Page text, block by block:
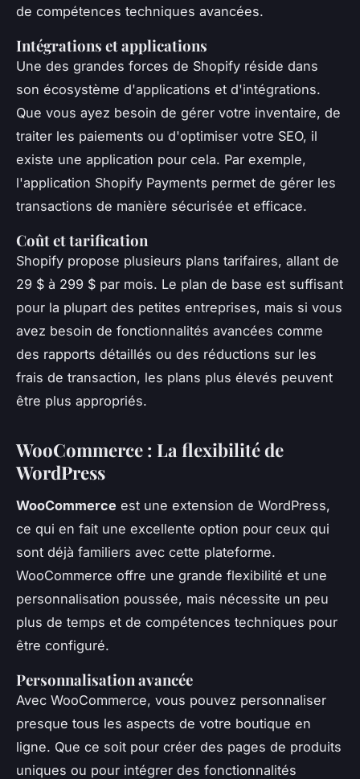
de compétences techniques avancées.
Intégrations et applications
Une des grandes forces de Shopify réside dans
son écosystème d'applications et d'intégrations.
Que vous ayez besoin de gérer votre inventaire, de
traiter les paiements ou d'optimiser votre SEO, il
existe une application pour cela. Par exemple,
l'application Shopify Payments permet de gérer les
transactions de manière sécurisée et efficace.
Coût et tarification
Shopify propose plusieurs plans tarifaires, allant de
29 $ à 299 $ par mois. Le plan de base est suffisant
pour la plupart des petites entreprises, mais si vous
avez besoin de fonctionnalités avancées comme
des rapports détaillés ou des réductions sur les
frais de transaction, les plans plus élevés peuvent
être plus appropriés.
WooCommerce : La flexibilité de
WordPress
WooCommerce est une extension de WordPress,
ce qui en fait une excellente option pour ceux qui
sont déjà familiers avec cette plateforme.
WooCommerce offre une grande flexibilité et une
personnalisation poussée, mais nécessite un peu
plus de temps et de compétences techniques pour
être configuré.
Personnalisation avancée
Avec WooCommerce, vous pouvez personnaliser
presque tous les aspects de votre boutique en
ligne. Que ce soit pour créer des pages de produits
uniques ou pour intégrer des fonctionnalités